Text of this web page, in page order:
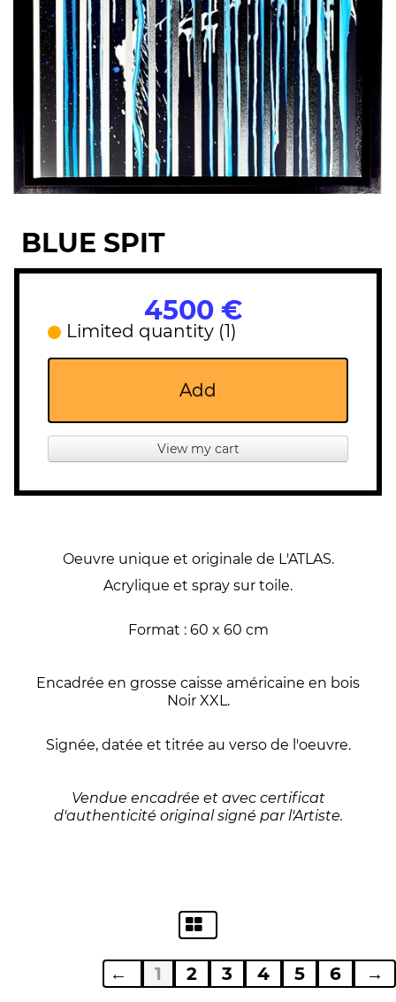
BLUE SPIT
4500 €
Limited quantity (1)
Add
View my cart
Oeuvre unique et originale de L'ATLAS.
Acrylique et spray sur toile.
Format : 60 x 60 cm
Encadrée en grosse caisse américaine en bois
Noir XXL.
Signée, datée et titrée au verso de l'oeuvre.
Vendue encadrée et avec certificat
d'authenticité original signé par l'Artiste.
← 1 2 3 4 5 6 →